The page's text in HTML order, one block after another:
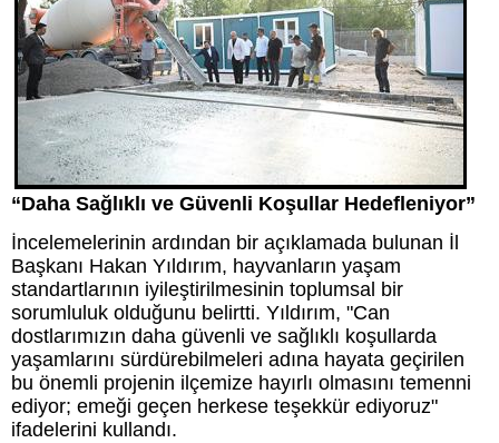
“Daha Sağlıklı ve Güvenli Koşullar Hedefleniyor”
İncelemelerinin ardından bir açıklamada bulunan İl
Başkanı Hakan Yıldırım, hayvanların yaşam
standartlarının iyileştirilmesinin toplumsal bir
sorumluluk olduğunu belirtti. Yıldırım, "Can
dostlarımızın daha güvenli ve sağlıklı koşullarda
yaşamlarını sürdürebilmeleri adına hayata geçirilen
bu önemli projenin ilçemize hayırlı olmasını temenni
ediyor; emeği geçen herkese teşekkür ediyoruz"
ifadelerini kullandı.